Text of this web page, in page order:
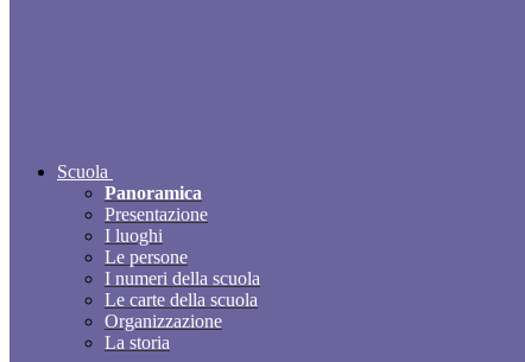
Scuola
Panoramica
Presentazione
I luoghi
Le persone
I numeri della scuola
Le carte della scuola
Organizzazione
La storia